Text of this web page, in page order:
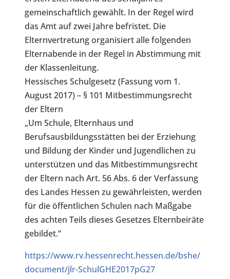
gemeinschaftlich gewählt. In der Regel wird
das Amt auf zwei Jahre befristet. Die
Elternvertretung organisiert alle folgenden
Elternabende in der Regel in Abstimmung mit
der Klassenleitung.
Hessisches Schulgesetz (Fassung vom 1.
August 2017) – § 101 Mitbestimmungsrecht
der Eltern
„Um Schule, Elternhaus und
Berufsausbildungsstätten bei der Erziehung
und Bildung der Kinder und Jugendlichen zu
unterstützen und das Mitbestimmungsrecht
der Eltern nach Art. 56 Abs. 6 der Verfassung
des Landes Hessen zu gewährleisten, werden
für die öffentlichen Schulen nach Maßgabe
des achten Teils dieses Gesetzes Elternbeiräte
gebildet.“
https://www.rv.hessenrecht.hessen.de/bshe/
document/jlr-SchulGHE2017pG27